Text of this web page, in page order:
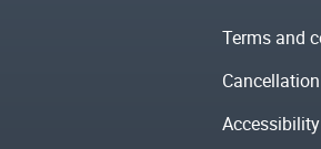
Terms and